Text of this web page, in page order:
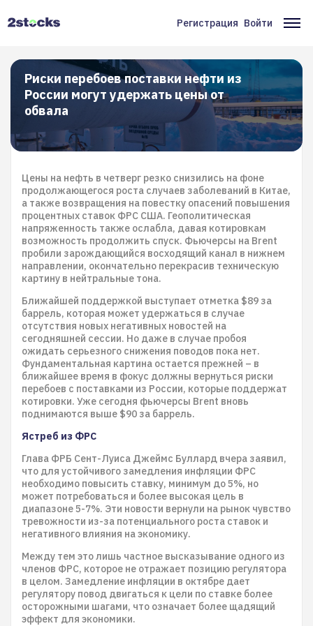
Меню
учётной
записи
пользователя
Регистрация Войти
Риски перебоев поставки нефти из
России могут удержать цены от
обвала
Цены на нефть в четверг резко снизились на фоне
продолжающегося роста случаев заболеваний в Китае,
а также возвращения на повестку опасений повышения
процентных ставок ФРС США. Геополитическая
напряженность также ослабла, давая котировкам
возможность продолжить спуск. Фьючерсы на Brent
пробили зарождающийся восходящий канал в нижнем
направлении, окончательно перекрасив техническую
картину в нейтральные тона.
Ближайшей поддержкой выступает отметка $89 за
баррель, которая может удержаться в случае
отсутствия новых негативных новостей на
сегодняшней сессии. Но даже в случае пробоя
ожидать серьезного снижения поводов пока нет.
Фундаментальная картина остается прежней – в
ближайшее время в фокус должны вернуться риски
перебоев с поставками из России, которые поддержат
котировки. Уже сегодня фьючерсы Brent вновь
поднимаются выше $90 за баррель.
Ястреб из ФРС
Глава ФРБ Сент-Луиса Джеймс Буллард вчера заявил,
что для устойчивого замедления инфляции ФРС
необходимо повысить ставку, минимум до 5%, но
может потребоваться и более высокая цель в
диапазоне 5-7%. Эти новости вернули на рынок чувство
тревожности из-за потенциального роста ставок и
негативного влияния на экономику.
Между тем это лишь частное высказывание одного из
членов ФРС, которое не отражает позицию регулятора
в целом. Замедление инфляции в октябре дает
регулятору повод двигаться к цели по ставке более
осторожными шагами, что означает более щадящий
эффект для экономики.